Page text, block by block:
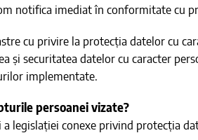
notifica imediat în conformitate cu
cu privire la protecția datelor cu
și securitatea datelor cu caracter
implementate.
persoanei vizate?
a legislației conexe privind protecția